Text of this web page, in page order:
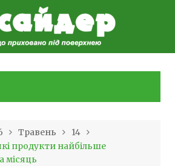
Травень
14
продукти найбільше
місяць